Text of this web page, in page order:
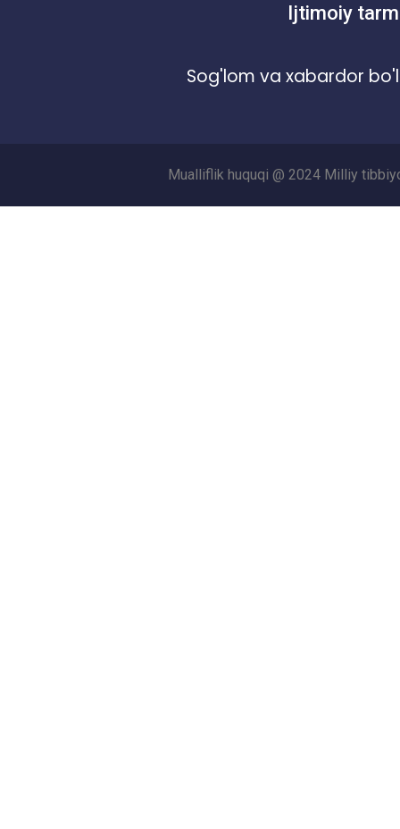
Ijtimoiy
Sog'lom va xabardor
Mualliflik huquqi @ 2024 Milliy